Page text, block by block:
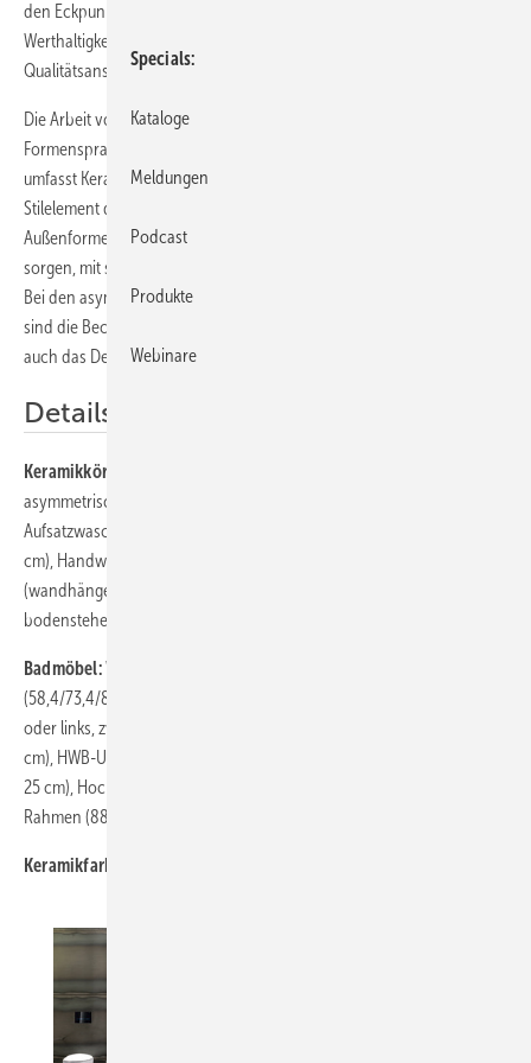
den Eckpunkten Tradition, Zeitlosigkeit, Zuverlässigkeit und
Werthaltigkeit. Sie verbindet elegantes italienisches Design mit hohen
Qualitätsansprüchen.
Die Arbeit von Citterio zeichnet sich durch zeitlos-moderne, schlichte
Formensprache und hochwertige Materialien aus. Das Konzept
umfasst Keramikobjekte, Badmöbel und Lichtspiegel. Prägendes
Stilelement der Waschtische ist die Verbindung klarer geometrischer
Außenformen, die für eine passgenaue Kombination mit den Möbeln
sorgen, mit symmetrisch oder asymmetrisch geformten Innenbecken.
Bei den asymmetrischen Waschtischen und den Aufsatzwaschtischen
sind die Becken durch eine organische Formensprache geprägt, die
auch das Design der WCs und Bidets bestimmt.
Details
Keramikkörper:
asymmetrische Waschtische in Rechts- und Linksversion (75/90 cm),
Aufsatzwaschtisch (56 cm), symmetrischer Doppelwaschtisch (120
cm), Handwaschbecken (45 cm), Tiefspül-WC spülrandlos
(wandhängend und bodenstehend), Bidet (wandhängend und
bodenstehend)
Badmöbel:Waschtischunterschränke mit Auszug
(58,4/73,4/88,4/118,4 cm), Unterschränke mit Ablagefläche rechts
oder links, zwei Auszügen und innen liegender Schublade (118,4/133,4
cm), HWB-Unterschrank mit Tür (44 cm), Regal mit Spiegel (40 x 160 x
25 cm), Hochschrank (40 x 160 x 37 cm), Lichtspiegelelemente mit
Rahmen (88,4/118,4 cm) und in 133,4 cm mit zusätzlichem Ablagefach
Keramikfarbe:
Specials
Kataloge
Meldungen
Podcast
Produkte
Webinare